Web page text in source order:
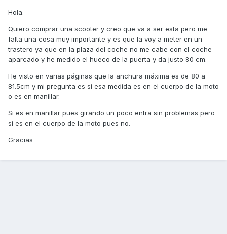
Hola.
Quiero comprar una scooter y creo que va a ser esta pero me
falta una cosa muy importante y es que la voy a meter en un
trastero ya que en la plaza del coche no me cabe con el coche
aparcado y he medido el hueco de la puerta y da justo 80 cm.
He visto en varias páginas que la anchura máxima es de 80 a
81.5cm y mi pregunta es si esa medida es en el cuerpo de la moto
o es en manillar.
Si es en manillar pues girando un poco entra sin problemas pero
si es en el cuerpo de la moto pues no.
Gracias